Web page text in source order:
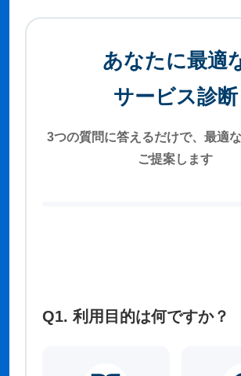
あなたに最適
サービス診断
3つの質問に答えるだけで、最適
ご提案します
Q1. 利用目的は何ですか？